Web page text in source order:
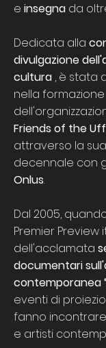
e insegna da
Dedicata alla
divulgazione
cultura, è stata
nella formazione
Friends of the
attraverso la
decennale con
Onlus.
Dal 2005,
Premier Preview
dell'acclamata
documentari
contemporanea
eventi di
fanno
e artisti